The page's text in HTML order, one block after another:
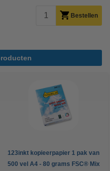
Bestellen
123inkt kopieerpapier 1 pak van
500 vel A4 - 80 grams FSC® Mix